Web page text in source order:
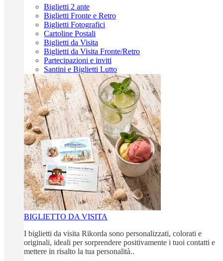
Biglietti 2 ante
Biglietti Fronte e Retro
Biglietti Fotografici
Cartoline Postali
Biglietti da Visita
Biglietti da Visita Fronte/Retro
Partecipazioni e inviti
Santini e Biglietti Lutto
BIGLIETTO DA VISITA
I biglietti da visita Rikorda sono personalizzati, colorati e
originali, ideali per sorprendere positivamente i tuoi contatti e
mettere in risalto la tua personalità..